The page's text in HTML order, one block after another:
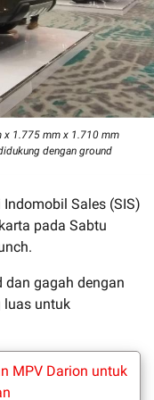
x 1.775 mm x 1.710 mm
dengan ground
Sales (SIS)
pada Sabtu
dan gagah dengan
luas untuk
MPV Darion untuk